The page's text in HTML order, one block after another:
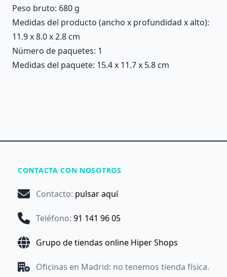
Peso bruto: 680 g
Medidas del producto (ancho x profundidad x alto):
11.9 x 8.0 x 2.8 cm
Número de paquetes: 1
Medidas del paquete: 15.4 x 11.7 x 5.8 cm
CONTACTA CON NOSOTROS
Contacto: pulsar aquí
Teléfono: 91 141 96 05
Grupo de tiendas online Hiper Shops
Oficinas en Madrid: no tenemos tienda física.